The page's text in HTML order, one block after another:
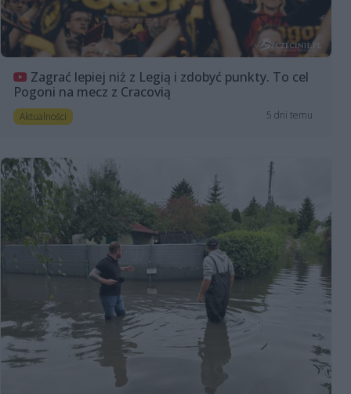
Zagrać lepiej niż z Legią i zdobyć punkty. To cel
Pogoni na mecz z Cracovią
Aktualności 5 dni temu